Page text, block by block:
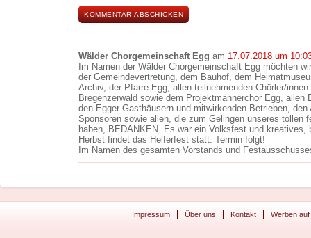
Wälder Chorgemeinschaft Egg am 17.07.2018 um
Im Namen der Wälder Chorgemeinschaft Egg möchten
der Gemeindevertretung, dem Bauhof, dem
Archiv, der Pfarre Egg, allen teilnehmenden Chörler/
Bregenzerwald sowie dem Projektmännerchor Egg, allen
den Egger Gasthäusern und mitwirkenden Betrieben,
Sponsoren sowie allen, die zum Gelingen unseres tollen
haben, BEDANKEN. Es war ein Volksfest und kreatives,
Herbst findet das Helferfest statt. Termin folgt!
Im Namen des gesamten Vorstands und
Impressum Über uns Kontakt Werben